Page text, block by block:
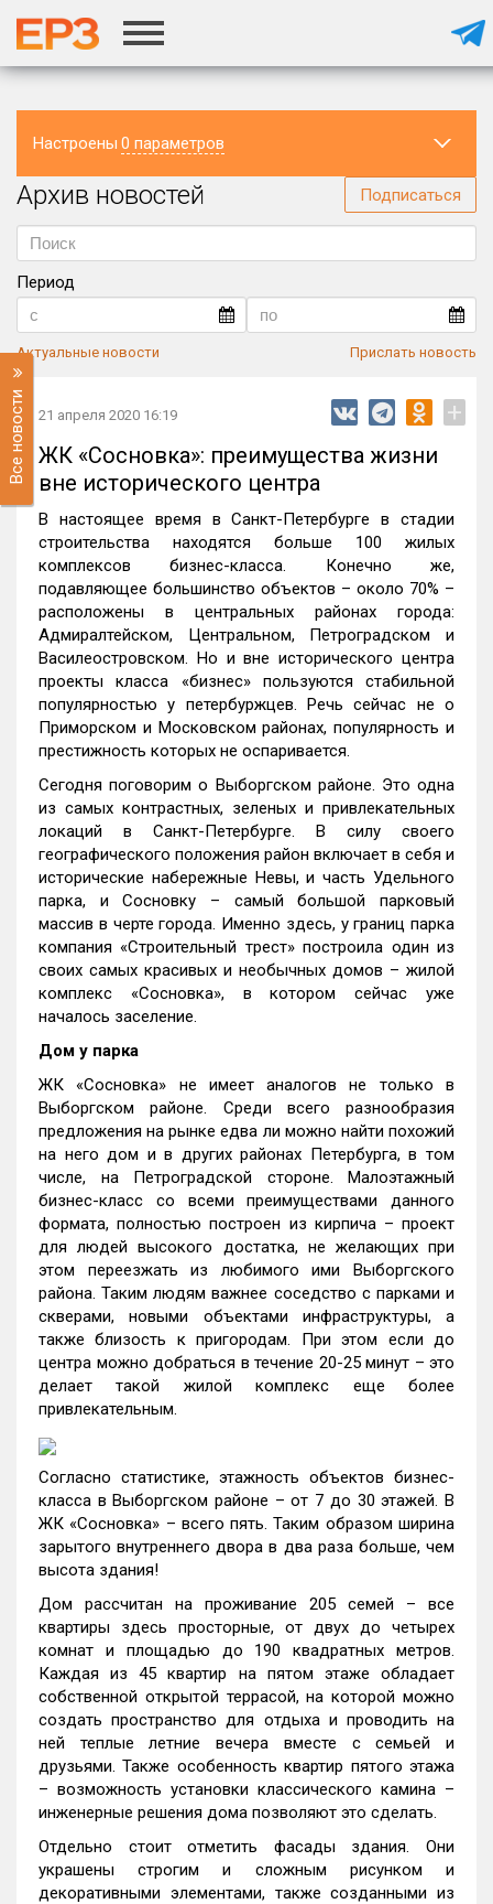
Настроены 0 параметров
Регион
Архив новостей Подписаться
Период
Актуальные новости Прислать новость
Все новости 21 апреля 2020 16:19 +
ЖК «Сосновка»: преимущества жизни
вне исторического центра
В настоящее время в Санкт-Петербурге в стадии
строительства находятся больше 100 жилых
комплексов бизнес-класса. Конечно же,
подавляющее большинство объектов – около 70% –
расположены в центральных районах города:
Адмиралтейском, Центральном, Петроградском и
Василеостровском. Но и вне исторического центра
проекты класса «бизнес» пользуются стабильной
популярностью у петербуржцев. Речь сейчас не о
Приморском и Московском районах, популярность и
престижность которых не оспаривается.
Сегодня поговорим о Выборгском районе. Это одна
из самых контрастных, зеленых и привлекательных
локаций в Санкт-Петербурге. В силу своего
географического положения район включает в себя и
исторические набережные Невы, и часть Удельного
парка, и Сосновку – самый большой парковый
массив в черте города. Именно здесь, у границ парка
компания «Строительный трест» построила один из
своих самых красивых и необычных домов – жилой
комплекс «Сосновка», в котором сейчас уже
началось заселение.
Дом у парка
ЖК «Сосновка» не имеет аналогов не только в
Выборгском районе. Среди всего разнообразия
предложения на рынке едва ли можно найти похожий
на него дом и в других районах Петербурга, в том
числе, на Петроградской стороне. Малоэтажный
бизнес-класс со всеми преимуществами данного
формата, полностью построен из кирпича – проект
для людей высокого достатка, не желающих при
этом переезжать из любимого ими Выборгского
района. Таким людям важнее соседство с парками и
скверами, новыми объектами инфраструктуры, а
также близость к пригородам. При этом если до
центра можно добраться в течение 20-25 минут – это
делает такой жилой комплекс еще более
привлекательным.
Согласно статистике, этажность объектов бизнес-
класса в Выборгском районе – от 7 до 30 этажей. В
ЖК «Сосновка» – всего пять. Таким образом ширина
зарытого внутреннего двора в два раза больше, чем
высота здания!
Дом рассчитан на проживание 205 семей – все
квартиры здесь просторные, от двух до четырех
комнат и площадью до 190 квадратных метров.
Каждая из 45 квартир на пятом этаже обладает
собственной открытой террасой, на которой можно
создать пространство для отдыха и проводить на
ней теплые летние вечера вместе с семьей и
друзьями. Также особенность квартир пятого этажа
– возможность установки классического камина –
инженерные решения дома позволяют это сделать.
Отдельно стоит отметить фасады здания. Они
украшены строгим и сложным рисунком и
декоративными элементами, также созданными из